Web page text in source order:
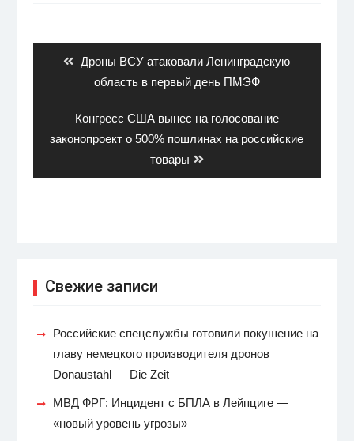
записямPrevious
post:
Дроны ВСУ атаковали Ленинградскую
область в первый день ПМЭФ
Next
post:
Конгресс США вынес на голосование
законопроект о 500% пошлинах на российские
товары
Свежие записи
Российские спецслужбы готовили покушение на
главу немецкого производителя дронов
Donaustahl — Die Zeit
МВД ФРГ: Инцидент с БПЛА в Лейпциге —
«новый уровень угрозы»